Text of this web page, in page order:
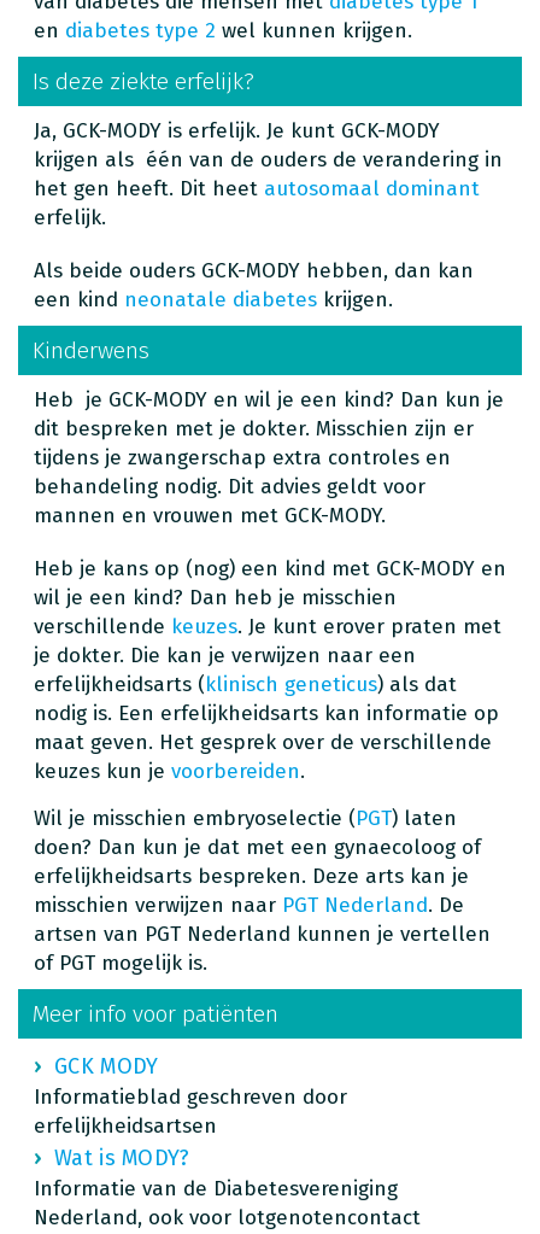
en diabetes type 2 wel kunnen krijgen.
Is deze ziekte erfelijk?
Ja, GCK-MODY is erfelijk. Je kunt GCK-MODY
krijgen als één van de ouders de verandering in
het gen heeft. Dit heet autosomaal dominant
erfelijk.
Als beide ouders GCK-MODY hebben, dan kan
een kind neonatale diabetes krijgen.
Kinderwens
Heb je GCK-MODY en wil je een kind? Dan kun je
dit bespreken met je dokter. Misschien zijn er
tijdens je zwangerschap extra controles en
behandeling nodig. Dit advies geldt voor
mannen en vrouwen met GCK-MODY.
Heb je kans op (nog) een kind met GCK-MODY en
wil je een kind? Dan heb je misschien
verschillende keuzes. Je kunt erover praten met
je dokter. Die kan je verwijzen naar een
erfelijkheidsarts (klinisch geneticus) als dat
nodig is. Een erfelijkheidsarts kan informatie op
maat geven. Het gesprek over de verschillende
keuzes kun je voorbereiden.
Wil je misschien embryoselectie (PGT) laten
doen? Dan kun je dat met een gynaecoloog of
erfelijkheidsarts bespreken. Deze arts kan je
misschien verwijzen naar PGT Nederland. De
artsen van PGT Nederland kunnen je vertellen
of PGT mogelijk is.
Meer info voor patiënten
GCK MODY
Informatieblad geschreven door
erfelijkheidsartsen
Wat is MODY?
Informatie van de Diabetesvereniging
Nederland, ook voor lotgenotencontact